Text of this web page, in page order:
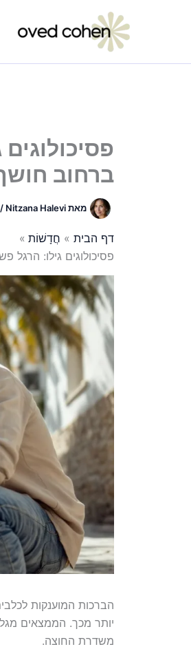
ברחוב
מאתNitzana Halevi
/
דף הבית
חֲדָשׁוֹת
פסיכולוגים גילו:
הברכות המוענקות
יותר מכך. הממצאים
משדרת החוצה.